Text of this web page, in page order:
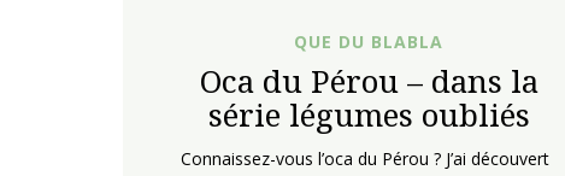
QUE DU BLABLA
Oca du Pérou – dans la
série légumes oubliés
Connaissez-vous l’oca du Pérou ? J’ai découvert